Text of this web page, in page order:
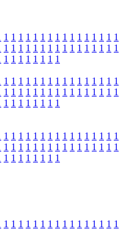
1 1 1 1 1 1 1 1 1 1 1 1 1 1 1 1
1 1 1 1 1 1 1 1 1 1 1 1 1 1 1 1
1 1 1 1 1 1 1 1
1 1 1 1 1 1 1 1 1 1 1 1 1 1 1 1
1 1 1 1 1 1 1 1 1 1 1 1 1 1 1 1
1 1 1 1 1 1 1 1
1 1 1 1 1 1 1 1 1 1 1 1 1 1 1 1
1 1 1 1 1 1 1 1 1 1 1 1 1 1 1 1
1 1 1 1 1 1 1 1
1 1 1 1 1 1 1 1 1 1 1 1 1 1 1 1